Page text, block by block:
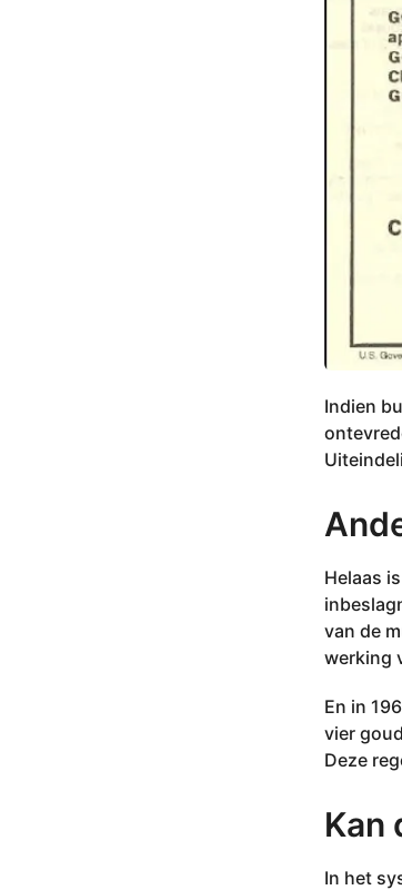
Indien
Helaas
van de
werking
En in
vier
Deze
Kan
In het